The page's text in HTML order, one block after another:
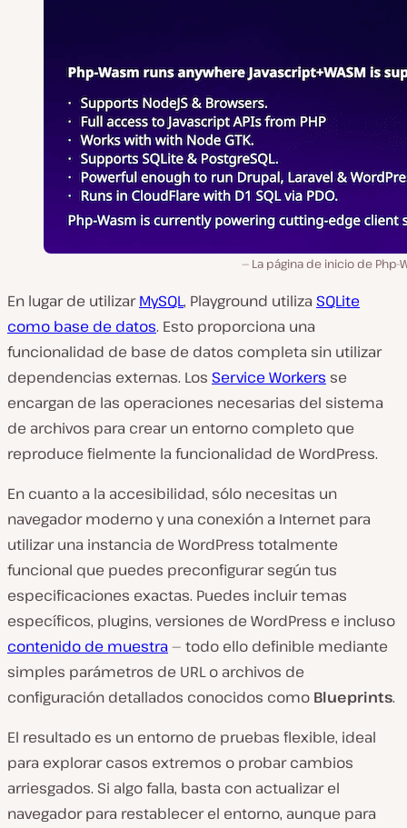
La página de inicio de Php-
En lugar de utilizarMySQL, Playground utiliza SQLite
como base de datos. Esto proporciona una
funcionalidad de base de datos completa sin utilizar
dependencias externas. Los Service Workers se
encargan de las operaciones necesarias del sistema
de archivos para crear un entorno completo que
reproduce fielmente la funcionalidad de WordPress.
En cuanto a la accesibilidad, sólo necesitas un
navegador moderno y una conexión a Internet para
utilizar una instancia de WordPress totalmente
funcional que puedes preconfigurar según tus
especificaciones exactas. Puedes incluir temas
específicos, plugins, versiones de WordPress e incluso
contenido de muestra— todo ello definible mediante
simples parámetros de URL o archivos de
configuración detallados conocidos como Blueprints.
El resultado es un entorno de pruebas flexible, ideal
para explorar casos extremos o probar cambios
arriesgados. Si algo falla, basta con actualizar el
navegador para restablecer el entorno, aunque para